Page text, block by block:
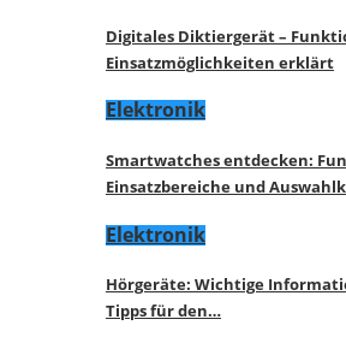
Digitales Diktiergerät –
Einsatzmöglichkeiten erklärt
Elektronik
Smartwatches entdecken:
Einsatzbereiche und
Elektronik
Hörgeräte: Wichtige
Tipps für den…